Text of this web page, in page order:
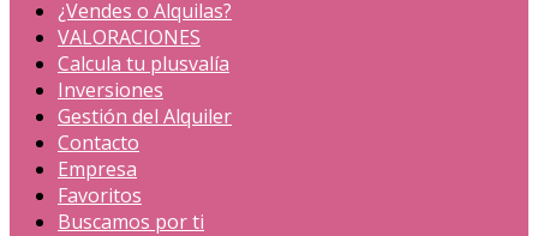
¿Vendes o Alquilas?
VALORACIONES
Calcula tu plusvalía
Inversiones
Gestión del Alquiler
Contacto
Empresa
Favoritos
Buscamos por ti